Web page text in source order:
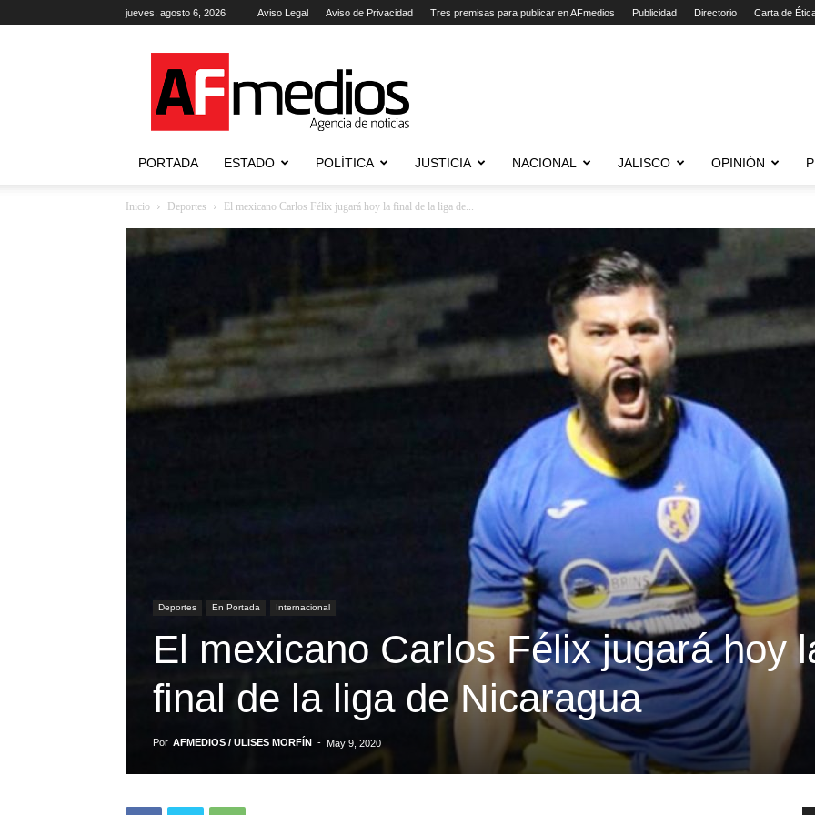
jueves, agosto 6, 2026 Aviso Legal Aviso de Privacidad Tres premisas para publicar en AFmedios Publicidad Directorio Carta de
Agencia
de
Noticias
PORTADA ESTADO POLÍTICA JUSTICIA NACIONAL JALISCO OPINIÓN
Inicio Deportes El mexicano Carlos Félix jugará hoy la final de la liga de...
Deportes En Portada Internacional
El mexicano Carlos Félix jugará hoy
final de la liga de Nicaragua
Por AFMEDIOS / ULISES MORFÍN - May 9, 2020